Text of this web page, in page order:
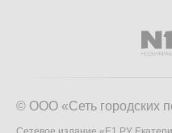
© ООО «Сеть городских